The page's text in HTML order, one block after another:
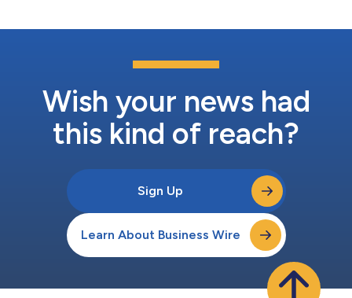
Wish your news had
this kind of reach?
Sign Up
Learn About Business Wire